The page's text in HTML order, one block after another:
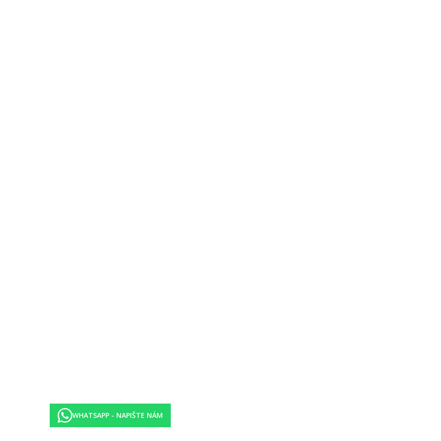
patří 9 bazénů se sladkou vodou a samostatný dětský bazének (s otevírací dobou od ledna do prosince). Zde jsou k dispozici
nápoje. (otevřeno od 10:00 - 18:00).
poplatek), minigolf, kulečník (případně za poplatek), stolní tenis (případně za poplatek), basketbal, tenis (zdarma), aerobik, fitness, jóga a
kol, místnost na kola (zdarma) a organizované výlety na kolech (zdarma). Nabídka wellness: solárium zdarma. Lázeňská oblast, slunečná
pro dospělé: animační program s večerní show a živou hudbou. Děti najdou ve venkovních prostorách hřiště. Hlídání dětí: animační
Herna.
karty: American Express, Euro/MasterCard a Visa.
WHATSAPP - NAPIŠTE NÁM